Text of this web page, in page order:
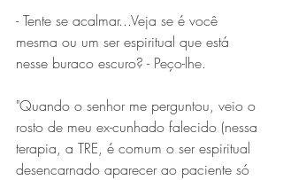
- Tente se acalmar...Veja se é você
mesma ou um ser espiritual que está
nesse buraco escuro? - Peço-lhe.
"Quando o senhor me perguntou, veio o
rosto de meu ex-cunhado falecido (nessa
terapia, a TRE, é comum o ser espiritual
desencarnado aparecer ao paciente só